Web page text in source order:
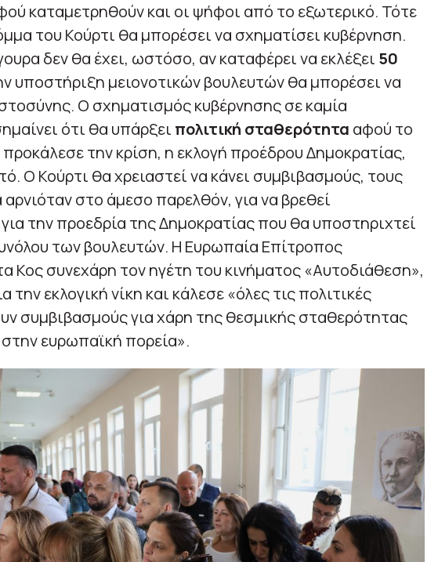
καταμετρηθούν και οι ψήφοι από το εξωτερικό. Τότε
του Κούρτι θα μπορέσει να σχηματίσει κυβέρνηση.
δεν θα έχει, ωστόσο, αν καταφέρει να εκλέξει 50
υποστήριξη μειονοτικών βουλευτών θα μπορέσει να
Ο σχηματισμός κυβέρνησης σε καμία
ότι θα υπάρξει πολιτική σταθερότητα αφού το
την κρίση, η εκλογή προέδρου Δημοκρατίας,
Ο Κούρτι θα χρειαστεί να κάνει συμβιβασμούς, τους
στο άμεσο παρελθόν, για να βρεθεί
την προεδρία της Δημοκρατίας που θα υποστηριχτεί
των βουλευτών. Η Ευρωπαία Επίτροπος
Κος συνεχάρη τον ηγέτη του κινήματος «Αυτοδιάθεση»,
την εκλογική νίκη και κάλεσε «όλες τις πολιτικές
συμβιβασμούς για χάρη της θεσμικής σταθερότητας
ευρωπαϊκή πορεία».